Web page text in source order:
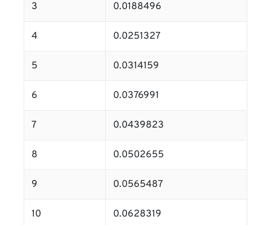
3 0.0188496
4 0.0251327
5 0.0314159
6 0.0376991
7 0.0439823
8 0.0502655
9 0.0565487
10 0.0628319